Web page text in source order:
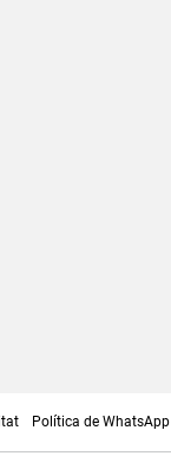
Política de WhatsApp